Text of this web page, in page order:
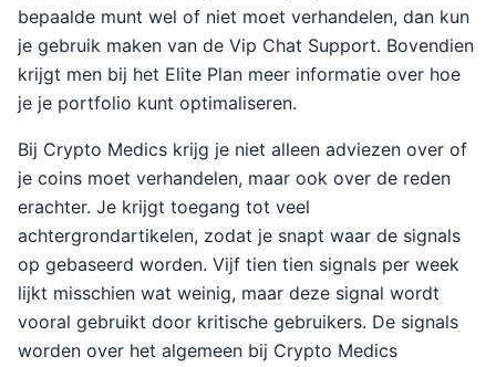
bepaalde munt wel of niet moet verhandelen, dan kun
je gebruik maken van de Vip Chat Support. Bovendien
krijgt men bij het Elite Plan meer informatie over hoe
je je portfolio kunt optimaliseren.
Bij Crypto Medics krijg je niet alleen adviezen over of
je coins moet verhandelen, maar ook over de reden
erachter. Je krijgt toegang tot veel
achtergrondartikelen, zodat je snapt waar de signals
op gebaseerd worden. Vijf tien tien signals per week
lijkt misschien wat weinig, maar deze signal wordt
vooral gebruikt door kritische gebruikers. De signals
worden over het algemeen bij Crypto Medics